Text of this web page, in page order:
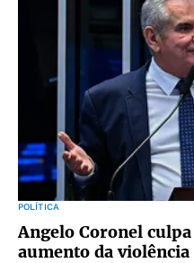
POLÍTICA
Angelo Coronel
aumento da